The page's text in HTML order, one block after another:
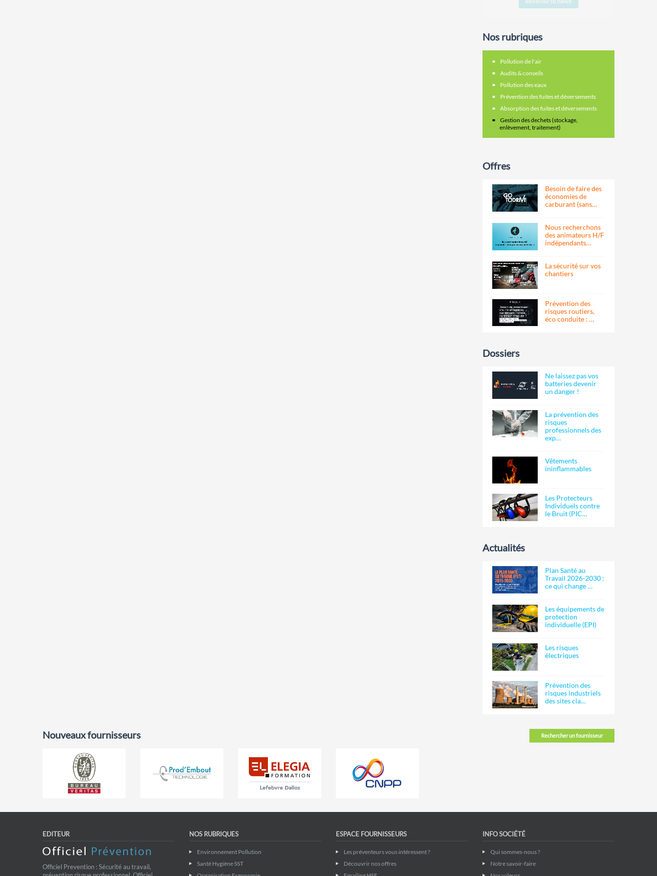
Nos rubriques
Pollution de l'air
Audits & conseils
Pollution des eaux
Prévention des fuites et déversements
Absorption des fuites et déversements
Gestion des dechets (stockage,
enlèvement, traitement)
Offres
Besoin de faire des
économies de
carburant (sans…
Nous recherchons
des animateurs H/F
indépendants…
La sécurité sur vos
chantiers
Prévention des
risques routiers,
éco conduite : …
Dossiers
Ne laissez pas vos
batteries devenir
un danger !
La prévention des
risques
professionnels des
exp…
Vêtements
ininflammables
Les Protecteurs
Individuels contre
le Bruit (PIC…
Actualités
Plan Santé au
Travail 2026-2030 :
ce qui change …
Les équipements de
protection
individuelle (EPI)
Les risques
électriques
Prévention des
risques industriels
des sites cla…
Rechercher un fournisseur
Nouveaux fournisseurs
EDITEUR
Officiel Prevention : Sécurité au travail,
NOS RUBRIQUES
Environnement Pollution
Santé Hygiène SST
ESPACE FOURNISSEURS
Les préventeurs vous intéressent ?
Découvrir nos offres
INFO SOCIÉTÉ
Qui sommes-nous ?
Notre savoir-faire